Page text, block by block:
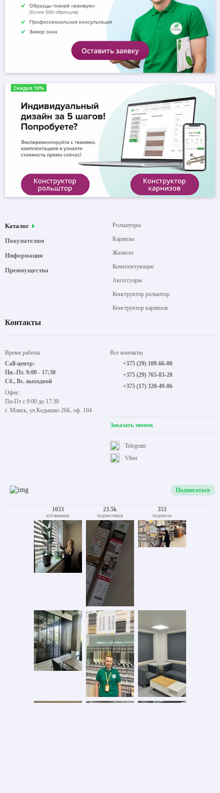
Каталог
Покупателям
Информация
Преимущества
Рольшторы
Карнизы
Жалюзи
Комплектующие
Аксессуары
Конструктор рольштор
Конструктор карнизов
Контакты
Время работы
Call-центр:
Пн.-Пт. 9:00 - 17:30
Сб., Вс. выходной
Офис:
Пн-Пт с 9:00 до 17:30
г. Минск, ул.Кедышко 26Б, оф. 104
Все контакты
+375 (29) 109-66-00
+375 (29) 765-83-28
+375 (17) 320-49-06
Заказать звонок
Viber
Telegram
Подписаться
1033
публикации
23.5k
подписчиков
353
подписок